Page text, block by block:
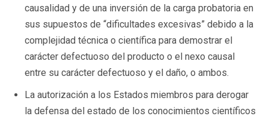
causalidad y de una inversión de la carga probatoria en
sus supuestos de “dificultades excesivas” debido a la
complejidad técnica o científica para demostrar el
carácter defectuoso del producto o el nexo causal
entre su carácter defectuoso y el daño, o ambos.
La autorización a los Estados miembros para derogar
la defensa del estado de los conocimientos científicos